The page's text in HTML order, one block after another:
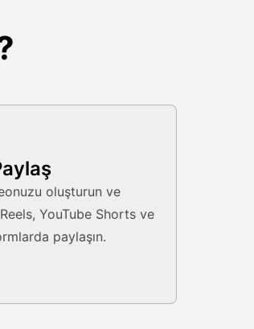
oluşturun ve
YouTube Shorts ve
paylaşın.